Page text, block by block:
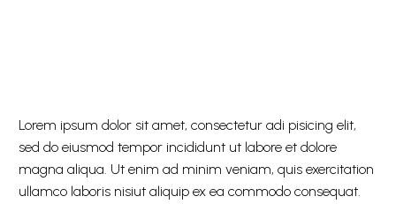
Lorem ipsum dolor sit amet, consectetur adi pisicing elit,
sed do eiusmod tempor incididunt ut labore et dolore
magna aliqua. Ut enim ad minim veniam, quis exercitation
ullamco laboris nisiut aliquip ex ea commodo consequat.